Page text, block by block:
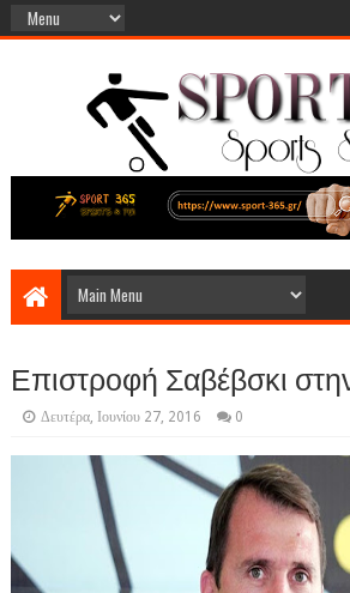
Επιστροφή Σαβέβσκι
Δευτέρα, Ιουνίου 27, 2016 0